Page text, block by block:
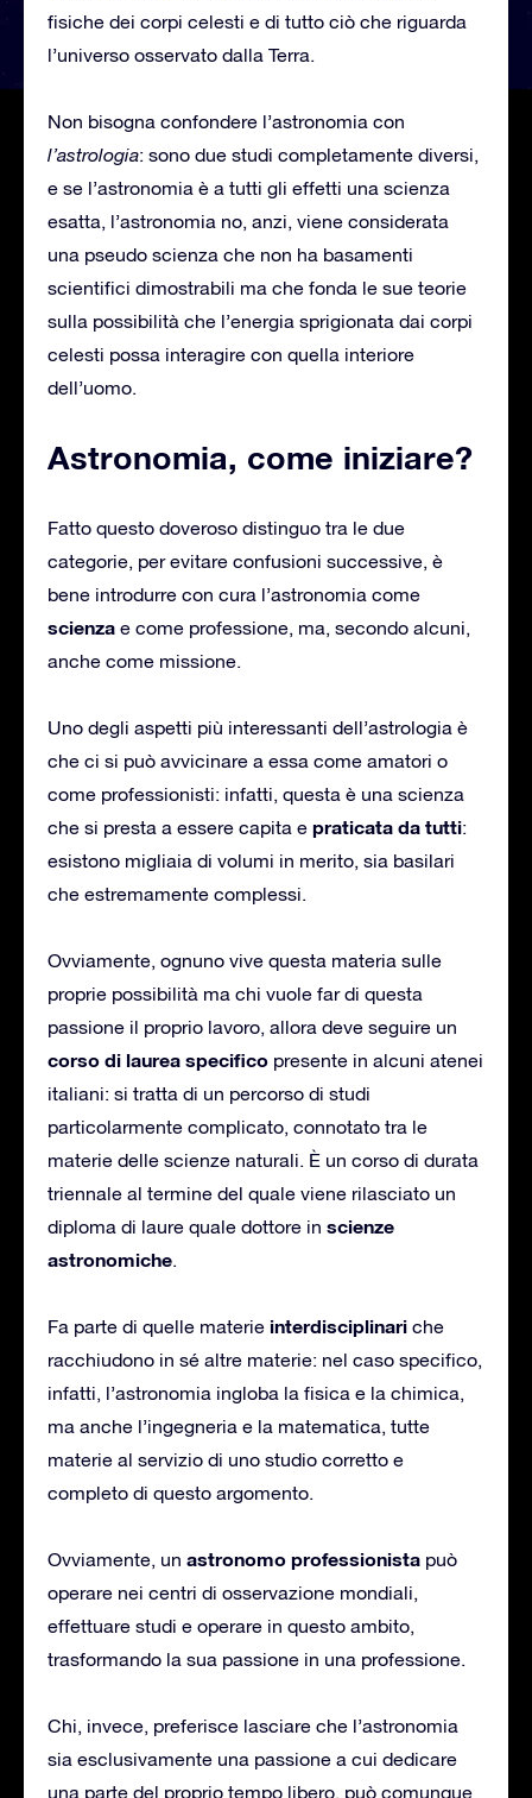
fisiche dei corpi celesti e di tutto ciò che riguarda
l’universo osservato dalla Terra.
Non bisogna confondere l’astronomia con
l’astrologia: sono due studi completamente diversi,
e se l’astronomia è a tutti gli effetti una scienza
esatta, l’astronomia no, anzi, viene considerata
una pseudo scienza che non ha basamenti
scientifici dimostrabili ma che fonda le sue teorie
sulla possibilità che l’energia sprigionata dai corpi
celesti possa interagire con quella interiore
dell’uomo.
Astronomia, come iniziare?
Fatto questo doveroso distinguo tra le due
categorie, per evitare confusioni successive, è
bene introdurre con cura l’astronomia come
scienza e come professione, ma, secondo alcuni,
anche come missione.
Uno degli aspetti più interessanti dell’astrologia è
che ci si può avvicinare a essa come amatori o
come professionisti: infatti, questa è una scienza
che si presta a essere capita e praticata da tutti:
esistono migliaia di volumi in merito, sia basilari
che estremamente complessi.
Ovviamente, ognuno vive questa materia sulle
proprie possibilità ma chi vuole far di questa
passione il proprio lavoro, allora deve seguire un
corso di laurea specifico presente in alcuni atenei
italiani: si tratta di un percorso di studi
particolarmente complicato, connotato tra le
materie delle scienze naturali. È un corso di durata
triennale al termine del quale viene rilasciato un
diploma di laure quale dottore in scienze
astronomiche.
Fa parte di quelle materie interdisciplinari che
racchiudono in sé altre materie: nel caso specifico,
infatti, l’astronomia ingloba la fisica e la chimica,
ma anche l’ingegneria e la matematica, tutte
materie al servizio di uno studio corretto e
completo di questo argomento.
Ovviamente, un astronomo professionista può
operare nei centri di osservazione mondiali,
effettuare studi e operare in questo ambito,
trasformando la sua passione in una professione.
Chi, invece, preferisce lasciare che l’astronomia
sia esclusivamente una passione a cui dedicare
una parte del proprio tempo libero, può comunque